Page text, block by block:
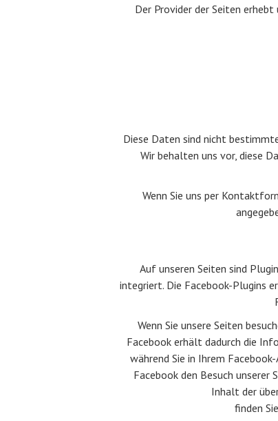
Der Provider der Seiten
Diese Daten sind nicht
Wir behalten uns vor, diese
Wenn Sie uns per
Auf unseren Seiten sind
integriert. Die Facebook-Plugins
Wenn Sie unsere Seiten
Facebook erhält dadurch die
während Sie in Ihrem
Facebook den Besuch
Inhalt der
finden